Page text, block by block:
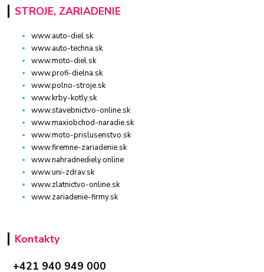
STROJE, ZARIADENIE
www.auto-diel.sk
www.auto-techna.sk
www.moto-diel.sk
www.profi-dielna.sk
www.polno-stroje.sk
www.krby-kotly.sk
www.stavebnictvo-online.sk
www.maxiobchod-naradie.sk
www.moto-prislusenstvo.sk
www.firemne-zariadenie.sk
www.nahradnediely.online
www.uni-zdrav.sk
www.zlatnictvo-online.sk
www.zariadenie-firmy.sk
Kontakty
+421 940 949 000